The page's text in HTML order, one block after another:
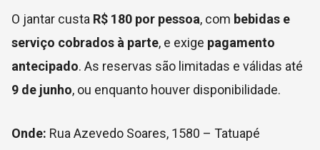
O jantar custa R$ 180 por pessoa, com bebidas e
serviço cobrados à parte, e exige pagamento
antecipado. As reservas são limitadas e válidas até
9 de junho, ou enquanto houver disponibilidade.
Onde: Rua Azevedo Soares, 1580 – Tatuapé